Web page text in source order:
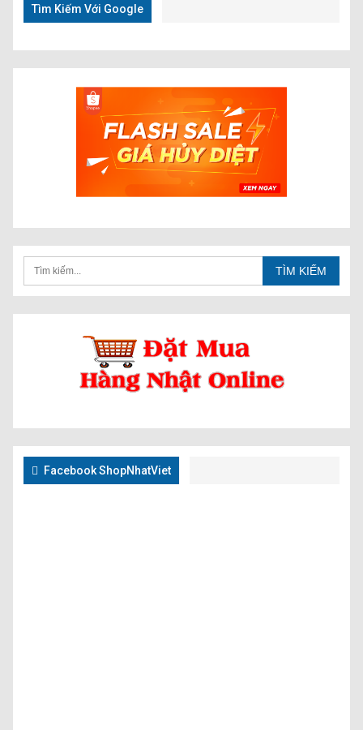
Tìm Kiếm Với Google
Facebook ShopNhatViet